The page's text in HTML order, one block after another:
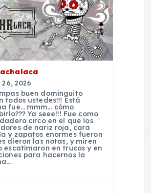
2026
buen dominguito
todos ustedes!!! Está
fue… mmm… cómo
Ya seee!!! Fue como
circo en el que los
de nariz roja, cara
y zapatos enormes fueron
dieron las notas, y miren
escatimaron en trucos y en
para hacernos la